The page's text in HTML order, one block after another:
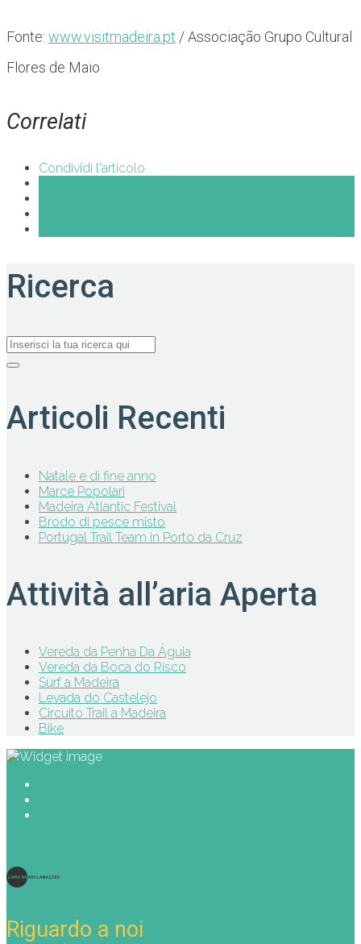
Fonte: www.visitmadeira.pt / Associação Grupo Cultural
Flores de Maio
Correlati
Condividi l'articolo
Ricerca
Articoli Recenti
Natale e di fine anno
Marce Popolari
Madeira Atlantic Festival
Brodo di pesce misto
Portugal Trail Team in Porto da Cruz
Attività all’aria Aperta
Vereda da Penha Da Águia
Vereda da Boca do Risco
Surf a Madeira
Levada do Castelejo
Circuito Trail a Madeira
Bike
Riguardo a noi